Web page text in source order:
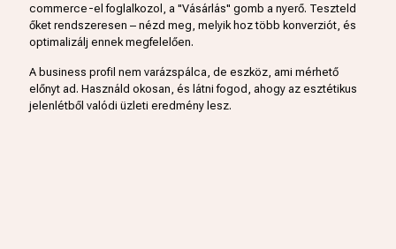
commerce-el foglalkozol, a "Vásárlás" gomb a nyerő. Teszteld
őket rendszeresen – nézd meg, melyik hoz több konverziót, és
optimalizálj ennek megfelelően.
A business profil nem varázspálca, de eszköz, ami mérhető
előnyt ad. Használd okosan, és látni fogod, ahogy az esztétikus
jelenlétből valódi üzleti eredmény lesz.